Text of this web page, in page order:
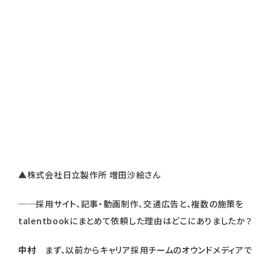
▲株式会社日立製作所 増田沙絵さん
──採用サイト、記事・動画制作、交通広告と、複数の施策を
talentbookにまとめて依頼した理由はどこにありましたか？
中村 まず、以前からキャリア採用チームのオウンドメディアで